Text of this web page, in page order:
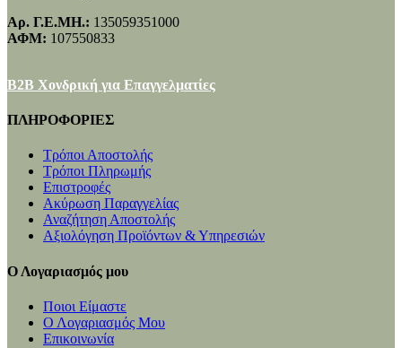
Αρ. Γ.Ε.ΜΗ.: 135059351000
ΑΦΜ: 107550833
B2B Χονδρική για Επαγγελματίες
ΠΛΗΡΟΦΟΡΙΕΣ
Τρόποι Αποστολής
Τρόποι Πληρωμής
Επιστροφές
Ακύρωση Παραγγελίας
Αναζήτηση Αποστολής
Αξιολόγηση Προϊόντων & Υπηρεσιών
Ο Λογαριασμός μου
Ποιοι Είμαστε
Ο Λογαριασμός Μου
Επικοινωνία